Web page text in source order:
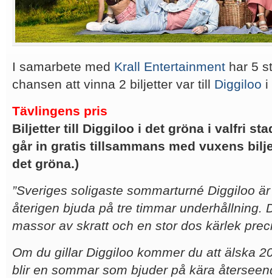
I samarbete med Krall Entertainment har 5
chansen att vinna 2 biljetter var till Diggiloo i
Tävlingens pris
Biljetter till Diggiloo i det gröna i valfri
går in gratis tillsammans med vuxens
det gröna.)
”Sveriges soligaste sommarturné Diggiloo
återigen bjuda på tre timmar underhållning.
massor av skratt och en stor dos kärlek
Om du gillar Diggiloo kommer du att älska
blir en sommar som bjuder på kära